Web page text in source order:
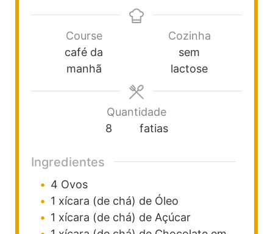
Course
café da
manhã
Cozinha
sem
lactose
Quantidade
8
fatias
Ingredientes
4 Ovos
1 xícara (de chá) de Óleo
1 xícara (de chá) de Açúcar